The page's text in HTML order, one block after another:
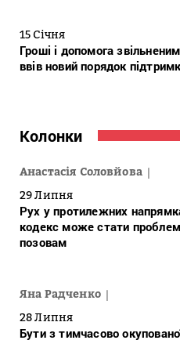
15 Січня
Гроші і допомога
ввів новий порядок
Колонки
Анастасія Соловйова
29 Липня
Рух у протилежних
кодекс може стати
позовам
Яна Радченко
28 Липня
Бути з тимчасово